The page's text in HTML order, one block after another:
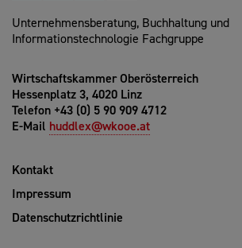
Unternehmensberatung, Buchhaltung und
Informationstechnologie Fachgruppe
Wirtschaftskammer Oberösterreich
Hessenplatz 3, 4020 Linz
Telefon +43 (0) 5 90 909 4712
E-Mail huddlex@wkooe.at
Kontakt
Impressum
Datenschutzrichtlinie